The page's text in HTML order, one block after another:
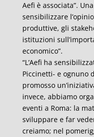
Aefi è associata”.
sensibilizzare
produttive, gli
istituzioni
economico”.
“L’Aefi ha
Piccinetti- e ognuno
promosso
invece, abbiamo
eventi a Roma: la
sviluppare e far
creiamo; nel